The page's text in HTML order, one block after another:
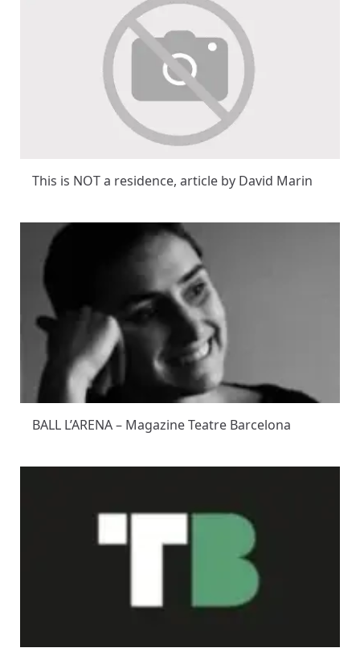
This is NOT a residence, article by David Marin
BALL L’ARENA – Magazine Teatre Barcelona